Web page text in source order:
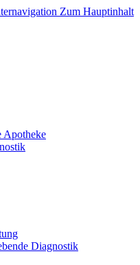
Zum Hauptinhalt
Apotheke
Diagnostik